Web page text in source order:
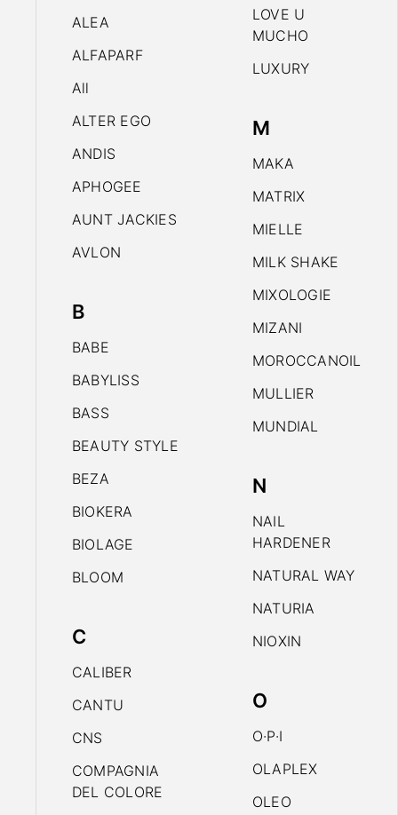
ALEA
ALFAPARF
All
ALTER EGO
ANDIS
APHOGEE
AUNT JACKIES
AVLON
B
BABE
BABYLISS
BASS
BEAUTY STYLE
BEZA
BIOKERA
BIOLAGE
BLOOM
C
CALIBER
CANTU
CNS
COMPAGNIA
DEL COLORE
LOVE U
MUCHO
LUXURY
M
MAKA
MATRIX
MIELLE
MILK SHAKE
MIXOLOGIE
MIZANI
MOROCCANOIL
MULLIER
MUNDIAL
N
NAIL
HARDENER
NATURAL WAY
NATURIA
NIOXIN
O
O·P·I
OLAPLEX
OLEO